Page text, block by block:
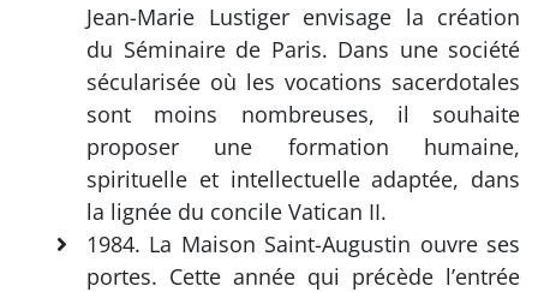
Jean-Marie Lustiger envisage la création
du Séminaire de Paris. Dans une société
sécularisée où les vocations sacerdotales
sont moins nombreuses, il souhaite
proposer une formation humaine,
spirituelle et intellectuelle adaptée, dans
la lignée du concile Vatican II.
1984. La Maison Saint-Augustin ouvre ses
portes. Cette année qui précède l’entrée